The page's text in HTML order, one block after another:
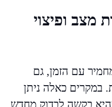
מצב ופיצוי
עם הזמן, גם
במקרים כאלה ניתן
בקשה לבדוק מחדש